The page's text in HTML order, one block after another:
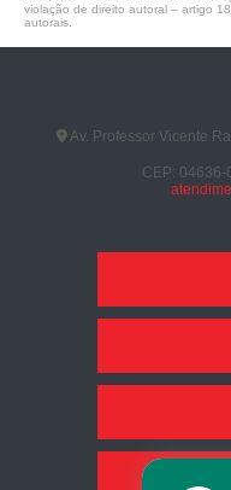
violação de direito autoral – artigo
autorais
Av. Professor Vicente
CEP: 04636-